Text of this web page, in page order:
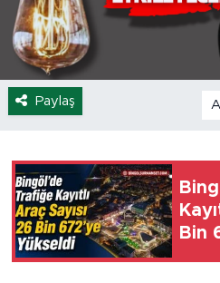
Paylaş A
Bin
Eğitim
Ekonomi
Tavz Der
Bingöl Kaza Haberleri